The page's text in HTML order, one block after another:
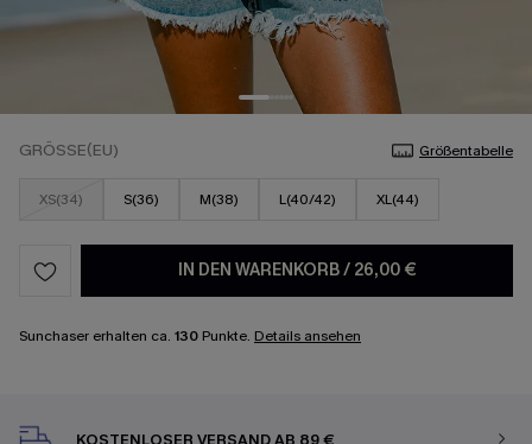
GRÖSSE(EU) Größentabelle
XS(34) S(36) M(38) L(40/42) XL(44)
IN DEN WARENKORB/ 26,00 €
Sunchaser erhalten ca. 130 Punkte. Details ansehen
KOSTENLOSER VERSAND AB 89 €